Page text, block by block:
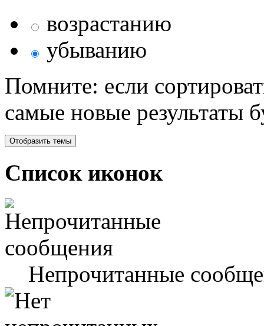
возрастанию
убыванию
Помните: если
самые новые результаты
Список иконок
Непрочитанные